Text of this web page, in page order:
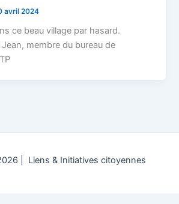
avril 2024
ce beau village par hasard.
membre du bureau de
| Liens & Initiatives citoyennes